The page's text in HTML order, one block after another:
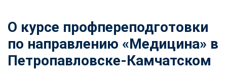
О курсе профпереподготовки
по направлению «Медицина» в
Петропавловске-Камчатском